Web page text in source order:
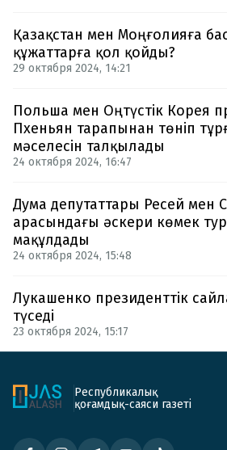
Қазақстан мен Моңғолияға
құжаттарға қол қойды?
29 октября 2024, 14:21
Польша мен Оңтүстік Корея
Пхеньян тарапынан төніп
мәселесін талқылады
24 октября 2024, 16:47
Дума депутаттары Ресей мен
арасындағы әскери көмек
мақұлдады
24 октября 2024, 15:48
Лукашенко президенттік
түседі
23 октября 2024, 15:17
Республикалық
қоғамдық-саяси газеті